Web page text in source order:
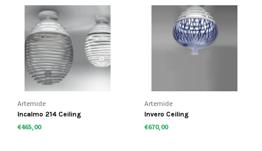
Artemide
Incalmo 214 Ceiling
€465,00
Artemide
Invero Ceiling
€670,00